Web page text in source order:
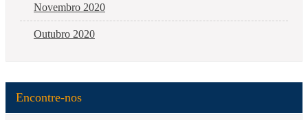
Novembro 2020
Outubro 2020
Encontre-nos